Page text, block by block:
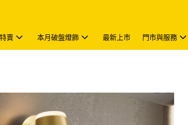
賣 本月破盤燈飾 最新上市 門市與服務